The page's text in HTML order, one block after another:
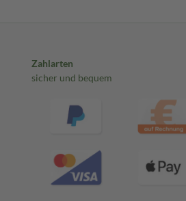
Zahlarten
sicher und bequem